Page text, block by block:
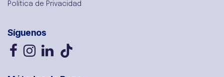
Política de Privacidad
Síguenos